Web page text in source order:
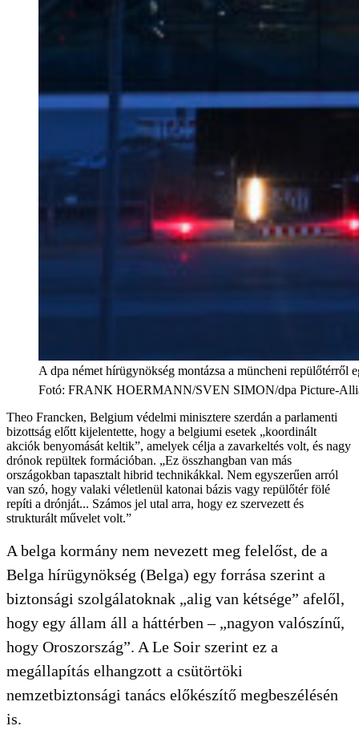
A dpa német hírügynökség montázsa a müncheni repülőtérről
Fotó: FRANK HOERMANN/SVEN SIMON/dpa Picture-
Theo Francken, Belgium védelmi minisztere szerdán a parlamenti
bizottság előtt kijelentette, hogy a belgiumi esetek „koordinált
akciók benyomását keltik”, amelyek célja a zavarkeltés volt, és nagy
drónok repültek formációban. „Ez összhangban van más
országokban tapasztalt hibrid technikákkal. Nem egyszerűen arról
van szó, hogy valaki véletlenül katonai bázis vagy repülőtér fölé
repíti a drónját... Számos jel utal arra, hogy ez szervezett és
strukturált művelet volt.”
A belga kormány nem nevezett meg felelőst, de a
Belga hírügynökség (Belga) egy forrása szerint a
biztonsági szolgálatoknak „alig van kétsége” afelől,
hogy egy állam áll a háttérben – „nagyon valószínű,
hogy Oroszország”. A Le Soir szerint ez a
megállapítás elhangzott a csütörtöki
nemzetbiztonsági tanács előkészítő megbeszélésén
is.